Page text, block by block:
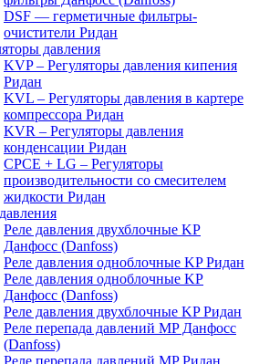
DSF — герметичные фильтры-
очистители Ридан
давления
KVP – Регуляторы давления кипения
Ридан
KVL – Регуляторы давления в картере
компрессора Ридан
KVR – Регуляторы давления
конденсации Ридан
CPCE + LG – Регуляторы
производительности со смесителем
жидкости Ридан
Реле давления двухблочные KP
Данфосс (Danfoss)
Реле давления одноблочные KP Ридан
Реле давления одноблочные KP
Данфосс (Danfoss)
Реле давления двухблочные KP Ридан
Реле перепада давлений MP Данфосс
(Danfoss)
Реле перепада давлений MP Ридан